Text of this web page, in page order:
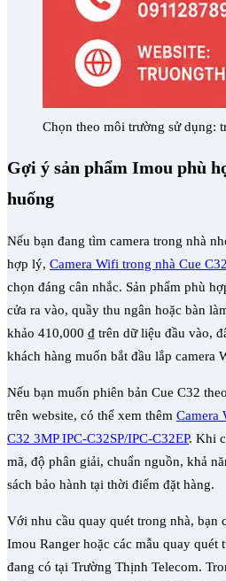
Chọn theo môi trường sử dụng:
Gợi ý sản phẩm Imou phù
huống
Nếu bạn đang tìm camera trong nhà
hợp lý, Camera Wifi trong nhà Cue
chọn đáng cân nhắc. Sản phẩm phù
cửa ra vào, quầy thu ngân hoặc bàn
khảo 410,000 ₫ trên dữ liệu đầu vào,
khách hàng muốn bắt đầu lắp camera
Nếu bạn muốn phiên bản Cue C32
trên website, có thể xem thêm Camera
C32 3MP IPC-C32SP/IPC-C32EP. Khi
mã, độ phân giải, chuẩn nguồn, khả
sách bảo hành tại thời điểm đặt hàng.
Với nhu cầu quay quét trong nhà, bạn
Imou Ranger hoặc các mẫu quay quét
đang có tại Trường Thịnh Telecom.